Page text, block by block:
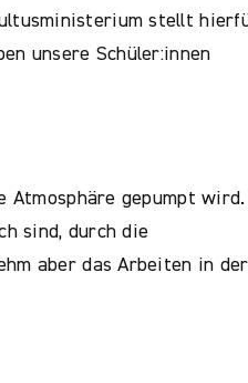
stellt
unsere Schüler:innen
Atmosphäre gepumpt wird.
sind, durch die
aber das Arbeiten in der